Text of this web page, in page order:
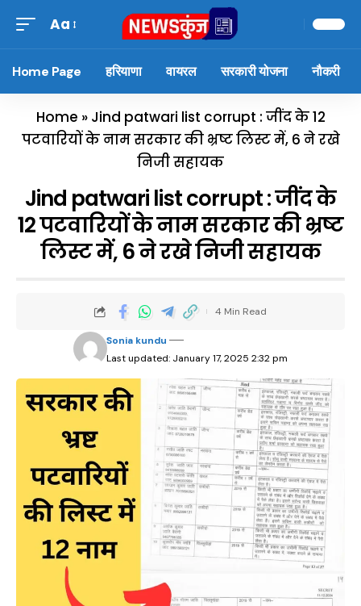
Aa
Home Page हरियाणा वायरल सरकारी योजना नौकरी
Home » Jind patwari list corrupt : जींद के 12
पटवारियों के नाम सरकार की भ्रष्ट लिस्ट में, 6 ने रखे
निजी सहायक
Jind patwari list corrupt : जींद के
12 पटवारियों के नाम सरकार की भ्रष्ट
लिस्ट में, 6 ने रखे निजी सहायक
Last updated: January 17, 2025 2:32 pm
Sonia kundu
4 Min Read